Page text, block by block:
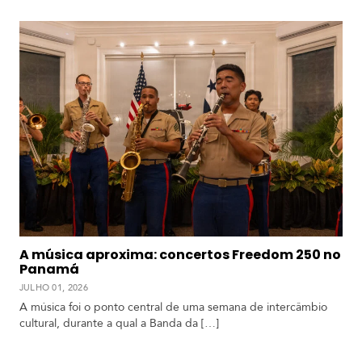
é
r
i
C
e
n
t
r
a
a
r
i
b
e
A música aproxima: concertos Freedom 250 no
Panamá
JULHO 01, 2026
A música foi o ponto central de uma semana de intercâmbio
cultural, durante a qual a Banda da […]